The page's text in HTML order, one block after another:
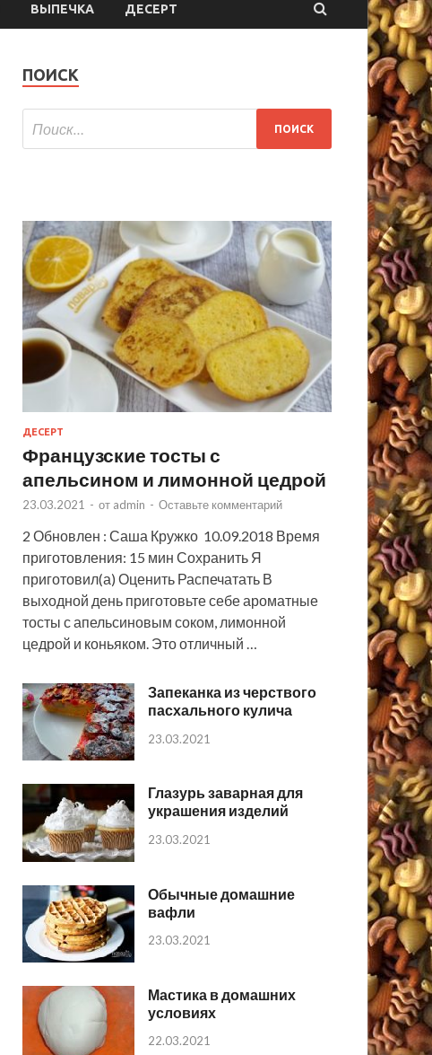
ВЫПЕЧКА ДЕСЕРТ
ПОИСК
ДЕСЕРТ
Французские тосты с
апельсином и лимонной цедрой
23.03.2021 - от admin - Оставьте комментарий
2 Обновлен : Саша Кружко 10.09.2018 Время
приготовления: 15 мин Сохранить Я
приготовил(а) Оценить Распечатать В
выходной день приготовьте себе ароматные
тосты с апельсиновым соком, лимонной
цедрой и коньяком. Это отличный …
Запеканка из черствого
пасхального кулича
23.03.2021
Глазурь заварная для
украшения изделий
23.03.2021
Обычные домашние
вафли
23.03.2021
Мастика в домашних
условиях
22.03.2021